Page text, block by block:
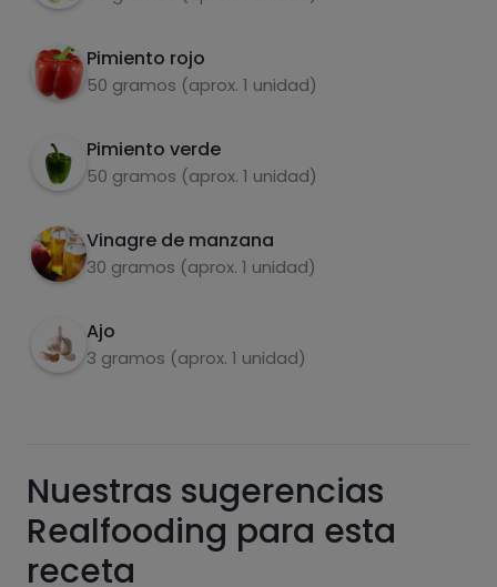
Pimiento rojo
50 gramos (aprox. 1 unidad)
Pimiento verde
50 gramos (aprox. 1 unidad)
Vinagre de manzana
30 gramos (aprox. 1 unidad)
Ajo
3 gramos (aprox. 1 unidad)
Azúcares
Grasas
Hazte PLUS para ver la información nutricional
Nuestras sugerencias
Realfooding para esta
receta